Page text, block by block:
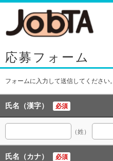
応募フォーム
フォームに入力して送信してください。
氏名（漢字） 必須
（姓）
氏名（カナ） 必須